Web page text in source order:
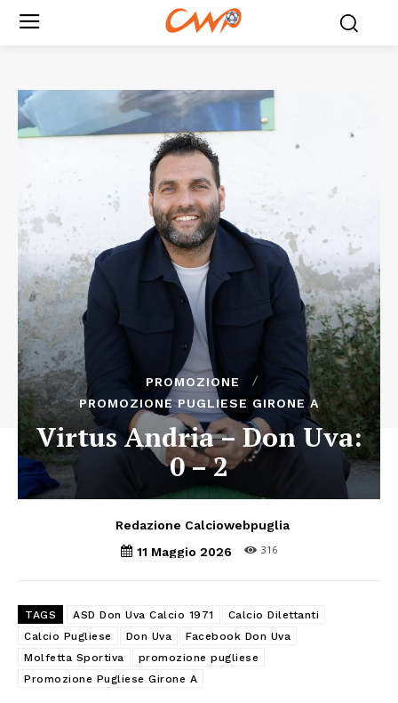
PROMOZIONE
PROMOZIONE PUGLIESE GIRONE A
Virtus Andria – Don Uva:
0 – 2
Redazione Calciowebpuglia
11 Maggio 2026
316
TAGS ASD Don Uva Calcio 1971
Calcio Dilettanti
Calcio Pugliese
Don Uva
Facebook Don Uva
Molfetta Sportiva
promozione pugliese
Promozione Pugliese Girone A